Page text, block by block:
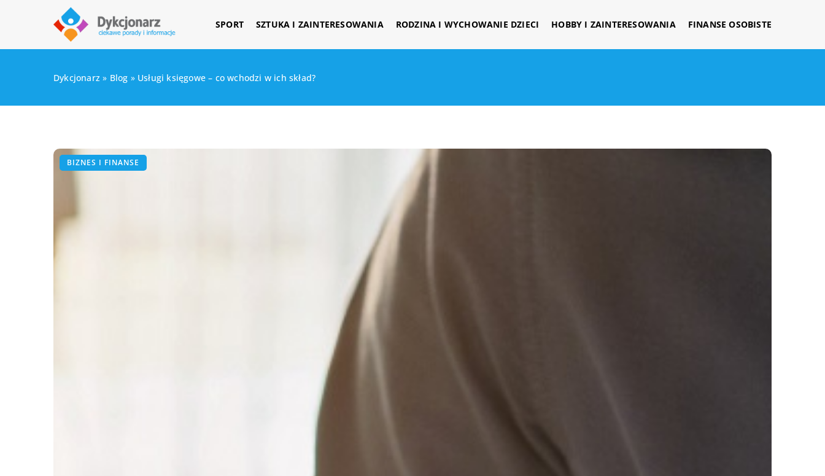
SPORT SZTUKA I ZAINTERESOWANIA RODZINA I WYCHOWANIE DZIECI HOBBY I ZAINTERESOWANIA FINANSE OSOBISTE
Dykcjonarz » Blog » Usługi księgowe – co wchodzi w ich skład?
BIZNES I FINANSE